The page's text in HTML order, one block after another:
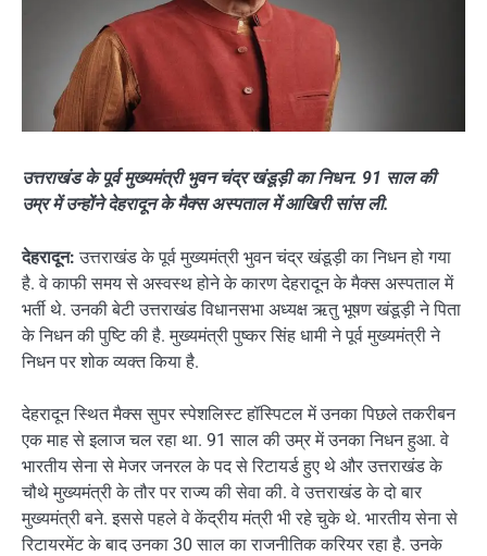
उत्तराखंड के पूर्व मुख्यमंत्री भुवन चंद्र खंडूड़ी का निधन. 91 साल की
उम्र में उन्होंने देहरादून के मैक्स अस्पताल में आखिरी सांस ली.
देहरादून: उत्तराखंड के पूर्व मुख्यमंत्री भुवन चंद्र खंडूड़ी का निधन हो गया
है. वे काफी समय से अस्वस्थ होने के कारण देहरादून के मैक्स अस्पताल में
भर्ती थे. उनकी बेटी उत्तराखंड विधानसभा अध्यक्ष ऋतु भूषण खंडूड़ी ने पिता
के निधन की पुष्टि की है. मुख्यमंत्री पुष्कर सिंह धामी ने पूर्व मुख्यमंत्री ने
निधन पर शोक व्यक्त किया है.
देहरादून स्थित मैक्स सुपर स्पेशलिस्ट हॉस्पिटल में उनका पिछले तकरीबन
एक माह से इलाज चल रहा था. 91 साल की उम्र में उनका निधन हुआ. वे
भारतीय सेना से मेजर जनरल के पद से रिटायर्ड हुए थे और उत्तराखंड के
चौथे मुख्यमंत्री के तौर पर राज्य की सेवा की. वे उत्तराखंड के दो बार
मुख्यमंत्री बने. इससे पहले वे केंद्रीय मंत्री भी रहे चुके थे. भारतीय सेना से
रिटायरमेंट के बाद उनका 30 साल का राजनीतिक करियर रहा है. उनके